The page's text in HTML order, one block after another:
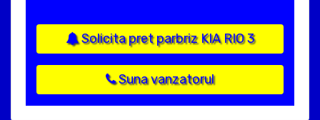
Solicita pret parbriz KIA RIO 3
Suna vanzatorul